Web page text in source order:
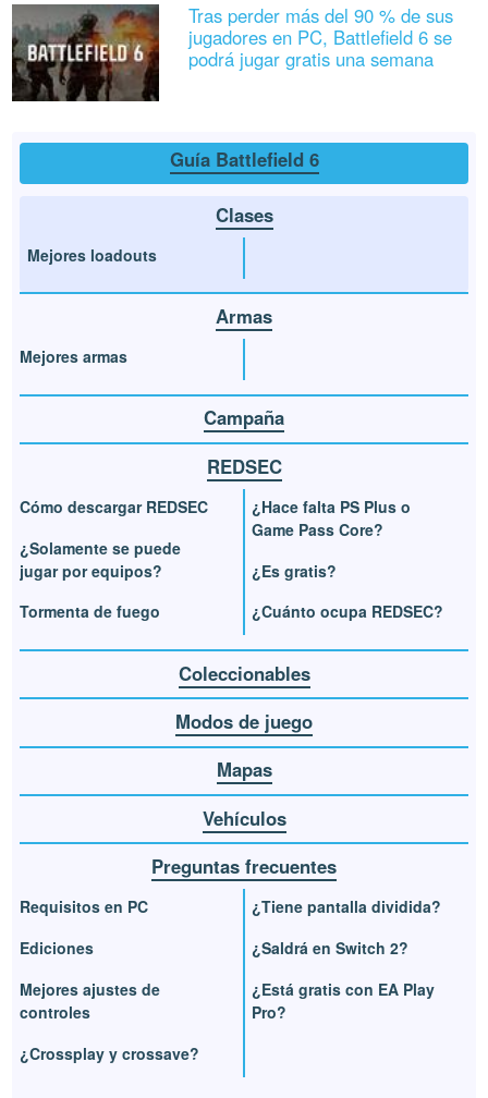
Tras perder más del 90 % de sus
jugadores en PC, Battlefield 6 se
podrá jugar gratis una semana
Guía Battlefield 6
Clases
Mejores loadouts
Armas
Mejores armas
Campaña
REDSEC
Cómo descargar REDSEC
¿Solamente se puede
jugar por equipos?
Tormenta de fuego
¿Hace falta PS Plus o
Game Pass Core?
¿Es gratis?
¿Cuánto ocupa REDSEC?
Coleccionables
Modos de juego
Mapas
Vehículos
Preguntas frecuentes
Requisitos en PC
Ediciones
Mejores ajustes de
controles
¿Crossplay y crossave?
¿Tiene pantalla dividida?
¿Saldrá en Switch 2?
¿Está gratis con EA Play
Pro?